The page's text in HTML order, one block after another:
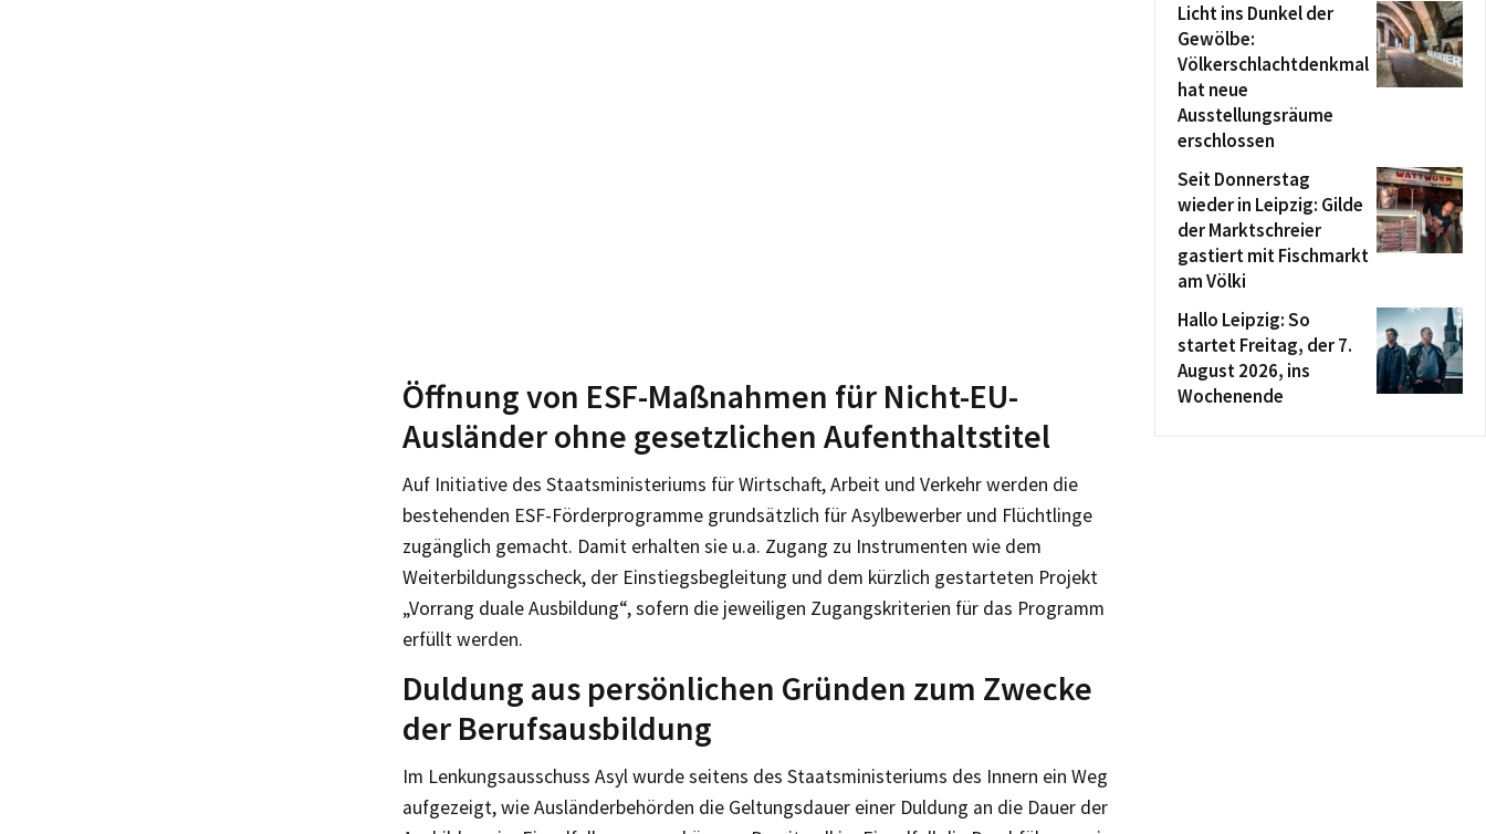
Öffnung von ESF-Maßnahmen für Nicht-EU-
Ausländer ohne gesetzlichen Aufenthaltstitel
Auf Initiative des Staatsministeriums für Wirtschaft, Arbeit und Verkehr werden die
bestehenden ESF-Förderprogramme grundsätzlich für Asylbewerber und Flüchtlinge
zugänglich gemacht. Damit erhalten sie u.a. Zugang zu Instrumenten wie dem
Weiterbildungsscheck, der Einstiegsbegleitung und dem kürzlich gestarteten Projekt
„Vorrang duale Ausbildung“, sofern die jeweiligen Zugangskriterien für das Programm
erfüllt werden.
Duldung aus persönlichen Gründen zum Zwecke
der Berufsausbildung
Im Lenkungsausschuss Asyl wurde seitens des Staatsministeriums des Innern ein Weg
aufgezeigt, wie Ausländerbehörden die Geltungsdauer einer Duldung an die Dauer der
Licht ins Dunkel der
Gewölbe:
Völkerschlachtdenkmal
hat neue
Ausstellungsräume
erschlossen
Seit Donnerstag
wieder in Leipzig: Gilde
der Marktschreier
gastiert mit Fischmarkt
am Völki
Hallo Leipzig: So
startet Freitag, der 7.
August 2026, ins
Wochenende